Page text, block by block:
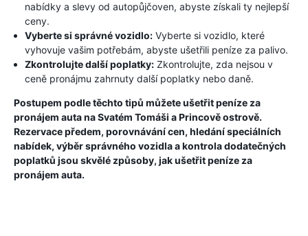
nabídky a slevy od autopůjčoven, abyste získali ty nejlepší
ceny.
Vyberte si správné vozidlo: Vyberte si vozidlo, které
vyhovuje vašim potřebám, abyste ušetřili peníze za palivo.
Zkontrolujte další poplatky: Zkontrolujte, zda nejsou v
ceně pronájmu zahrnuty další poplatky nebo daně.
Postupem podle těchto tipů můžete ušetřit peníze za
pronájem auta na Svatém Tomáši a Princově ostrově.
Rezervace předem, porovnávání cen, hledání speciálních
nabídek, výběr správného vozidla a kontrola dodatečných
poplatků jsou skvělé způsoby, jak ušetřit peníze za
pronájem auta.